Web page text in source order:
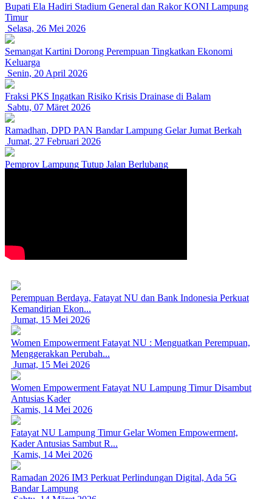
Bupati Ela Hadiri Stadium General dan Rakor KONI Lampung
Timur
Selasa, 26 Mei 2026
Semangat Kartini Dorong Perempuan Tingkatkan Ekonomi
Keluarga
Senin, 20 April 2026
Fraksi PKS Ingatkan Risiko Krisis Drainase di Balam
Sabtu, 07 Märet 2026
Ramadhan, DPD PAN Bandar Lampung Gelar Jumat Berkah
Jumat, 27 Februari 2026
Pemprov Lampung Tutup Jalan Berlubang
Perempuan Berdaya, Fatayat NU dan Bank Indonesia Perkuat
Kemandirian Ekon...
Jumat, 15 Mei 2026
Women Empowerment Fatayat NU : Menguatkan Perempuan,
Menggerakkan Perubah...
Jumat, 15 Mei 2026
Women Empowerment Fatayat NU Lampung Timur Disambut
Antusias Kader
Kamis, 14 Mei 2026
Fatayat NU Lampung Timur Gelar Women Empowerment,
Kader Antusias Sambut R...
Kamis, 14 Mei 2026
Ramadan 2026 IM3 Perkuat Perlindungan Digital, Ada 5G
Bandar Lampung